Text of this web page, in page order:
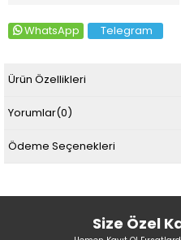
WhatsApp Telegram
Ürün Özellikleri
Yorumlar(0)
Ödeme Seçenekleri
Size Özel